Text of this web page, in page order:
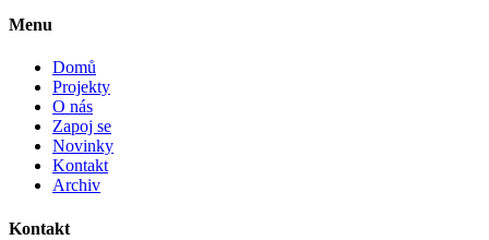
Menu
Domů
Projekty
O nás
Zapoj se
Novinky
Kontakt
Archiv
Kontakt